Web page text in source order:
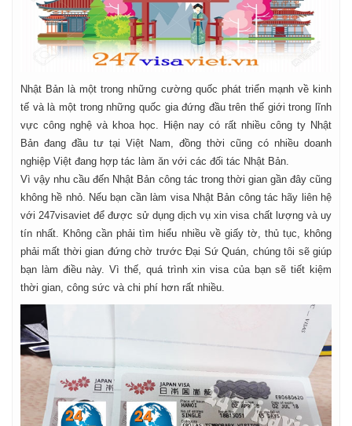
Nhật Bản là một trong những cường quốc phát triển mạnh về kinh
tế và là một trong những quốc gia đứng đầu trên thế giới trong lĩnh
vực công nghệ và khoa học. Hiện nay có rất nhiều công ty Nhật
Bản đang đầu tư tại Việt Nam, đồng thời cũng có nhiều doanh
nghiệp Việt đang hợp tác làm ăn với các đối tác Nhật Bản.
Vì vậy nhu cầu đến Nhật Bản công tác trong thời gian gần đây cũng
không hề nhỏ. Nếu bạn cần làm visa Nhật Bản công tác hãy liên hệ
với 247visaviet để được sử dụng dịch vụ xin visa chất lượng và uy
tín nhất. Không cần phải tìm hiểu nhiều về giấy tờ, thủ tục, không
phải mất thời gian đứng chờ trước Đại Sứ Quán, chúng tôi sẽ giúp
bạn làm điều này. Vì thế, quá trình xin visa của bạn sẽ tiết kiệm
thời gian, công sức và chi phí hơn rất nhiều.